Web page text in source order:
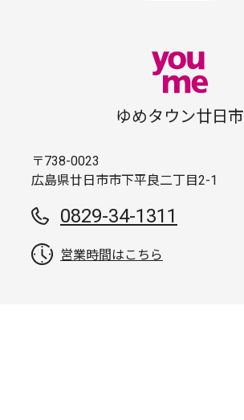
ゆめタウン廿日市
〒738-0023
広島県廿日市市下平良二丁目2-1
0829-34-1311
営業時間はこちら